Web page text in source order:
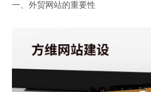
一、外贸网站的重要性